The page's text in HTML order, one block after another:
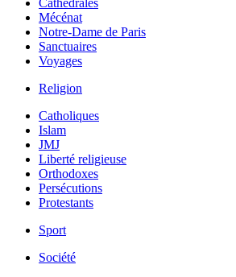
Cathédrales
Mécénat
Notre-Dame de Paris
Sanctuaires
Voyages
Religion
Catholiques
Islam
JMJ
Liberté religieuse
Orthodoxes
Persécutions
Protestants
Sport
Société